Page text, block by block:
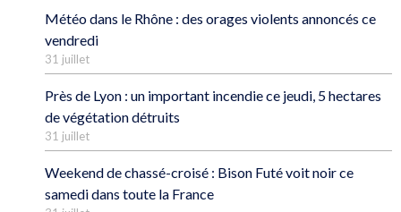
Météo dans le Rhône : des orages violents annoncés ce
vendredi
31 juillet
Près de Lyon : un important incendie ce jeudi, 5 hectares
de végétation détruits
31 juillet
Weekend de chassé-croisé : Bison Futé voit noir ce
samedi dans toute la France